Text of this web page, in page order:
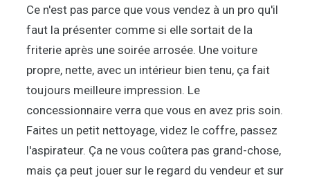
Ce n'est pas parce que vous vendez à un pro qu'il
faut la présenter comme si elle sortait de la
friterie après une soirée arrosée. Une voiture
propre, nette, avec un intérieur bien tenu, ça fait
toujours meilleure impression. Le
concessionnaire verra que vous en avez pris soin.
Faites un petit nettoyage, videz le coffre, passez
l'aspirateur. Ça ne vous coûtera pas grand-chose,
mais ça peut jouer sur le regard du vendeur et sur